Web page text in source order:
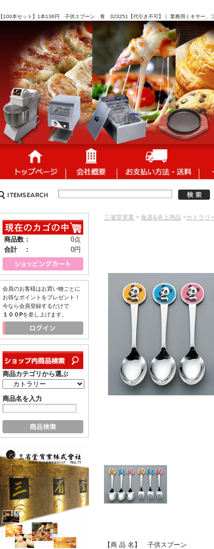
【100本セット】1本136円 子供スプーン 青 323251【代引き不可】｜ 業務用ミキサー、
三省堂実業 > 食器&卓上用品 >カトラリ
【商 品 名】 子供スプーン
商品数：
0点
合計 ：
0円
会員のお客様はお買い物ごとに
お得なポイントをプレゼント！
今なら会員登録するだけで
１００Pを差し上げます。
商品カテゴリから選ぶ
商品名を入力